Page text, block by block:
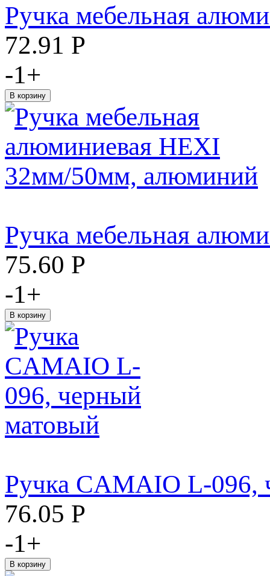
Ручка мебельная
72.91 Р
-1+
Ручка мебельная
75.60 Р
-1+
Ручка CAMAIO L-096,
76.05 Р
-1+